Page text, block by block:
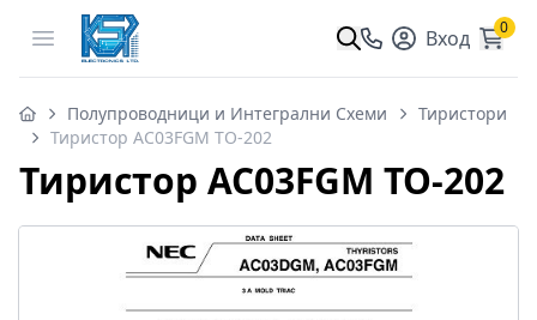
Open menu Вход 0
Полупроводници и Интегрални Схеми
Тиристори
Тиристор AC03FGM TO-202
Тиристор AC03FGM TO-202